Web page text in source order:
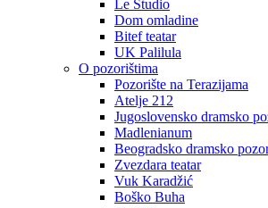
Le Studio
Dom omladine
Bitef teatar
UK Palilula
O pozorištima
Pozorište na Terazijama
Atelje 212
Jugoslovensko dramsko
Madlenianum
Beogradsko dramsko
Zvezdara teatar
Vuk Karadžić
Boško Buha